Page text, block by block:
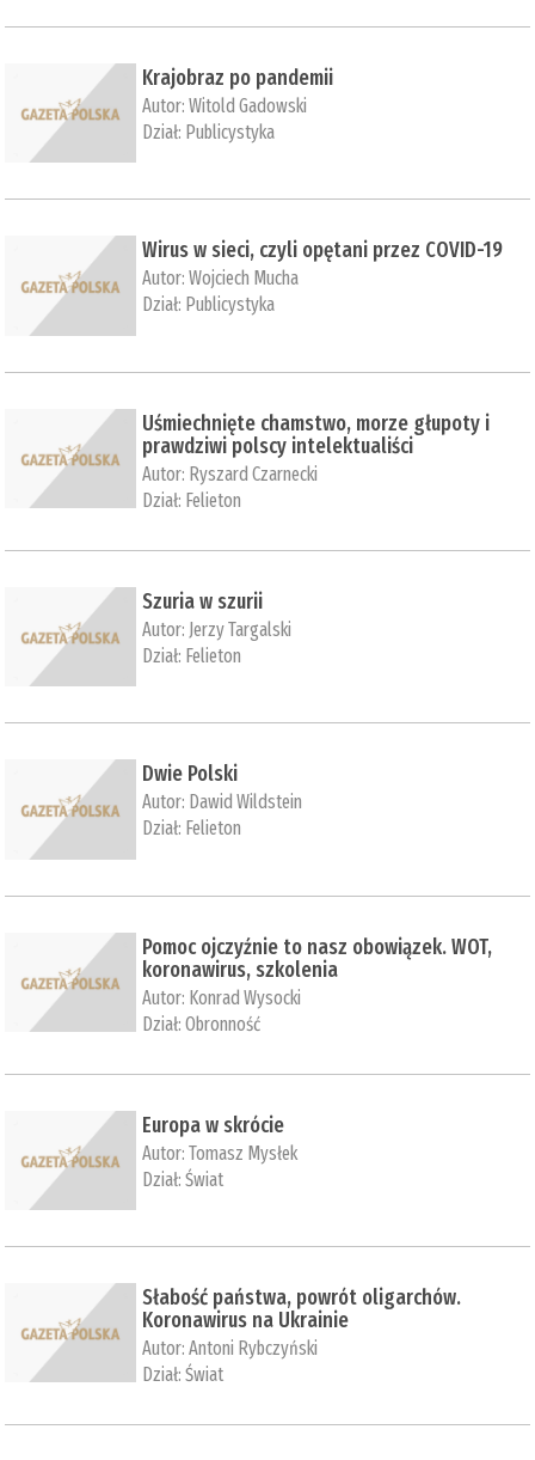
Krajobraz po pandemii
Autor:Witold Gadowski
Dział: Publicystyka
Wirus w sieci, czyli opętani przez COVID-19
Autor:Wojciech Mucha
Dział: Publicystyka
Uśmiechnięte chamstwo, morze głupoty i
prawdziwi polscy intelektualiści
Autor: Ryszard Czarnecki
Dział: Felieton
Szuria w szurii
Autor: Jerzy Targalski
Dział: Felieton
Dwie Polski
Autor: Dawid Wildstein
Dział: Felieton
Pomoc ojczyźnie to nasz obowiązek. WOT,
koronawirus, szkolenia
Autor: Konrad Wysocki
Dział:Obronność
Europa w skrócie
Autor:Tomasz Mysłek
Dział:Świat
Słabość państwa, powrót oligarchów.
Koronawirus na Ukrainie
Autor:Antoni Rybczyński
Dział:Świat